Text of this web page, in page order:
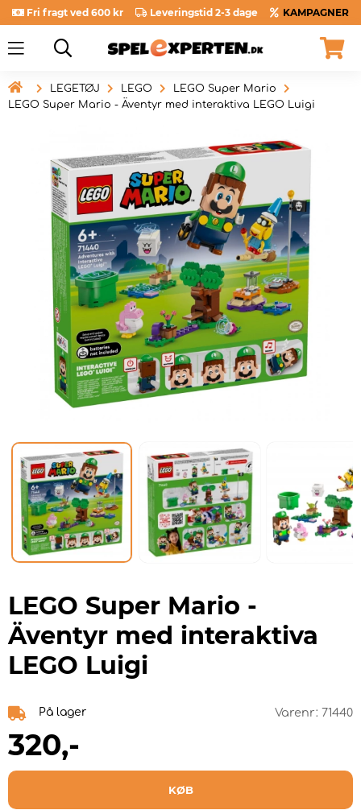
Fri fragt ved 600 kr Leveringstid 2-3 dage KAMPAGNER
 LEGETØJ LEGO
LEGO Super Mario
LEGO Super Mario - Äventyr med interaktiva LEGO Luigi
LEGO Super Mario -
Äventyr med interaktiva
LEGO Luigi
På lager Varenr: 71440
320,-
KØB